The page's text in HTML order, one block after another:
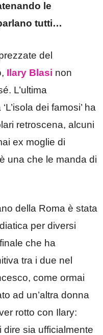
le
tutti…
del
Ilary Blasi non
L’ultima
dei famosi’ ha
retroscena, alcuni
ex moglie di
una che le manda di
della Roma è stata
per diversi
che ha
tra i due nel
come ormai
ad un’altra donna
rotto con Ilary:
dire sia ufficialmente